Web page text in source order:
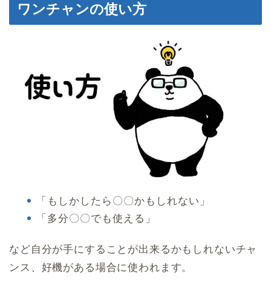
ワンチャンの使い方
「もしかしたら〇〇かもしれない」
「多分〇〇でも使える」
など自分が手にすることが出来るかもしれないチャ
ンス、好機がある場合に使われます。